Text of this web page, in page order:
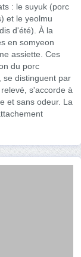
: le suyuk (porc
et le yeolmu
d'été). À la
en somyeon
assiette. Ces
du porc
se distinguent par
s'accorde à
et sans odeur. La